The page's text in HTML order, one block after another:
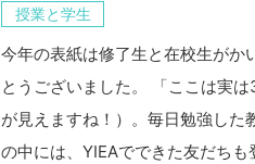
授業と学生
今年の表紙は修了生と在校生がか
とうございました。 「ここは実
が見えますね！）。毎日勉強した
の中には、YIEAでできた友だち